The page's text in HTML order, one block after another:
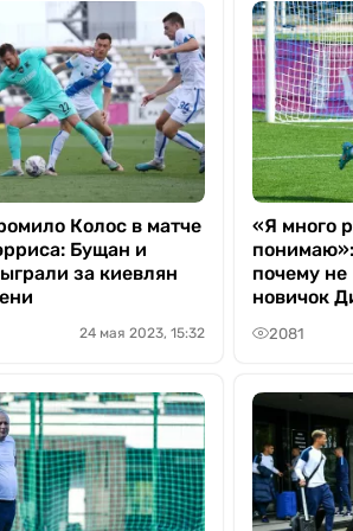
Колос в матче
Бущан и
за киевлян
24 мая 2023, 15:32
«Я много
почему не
новичок
2081